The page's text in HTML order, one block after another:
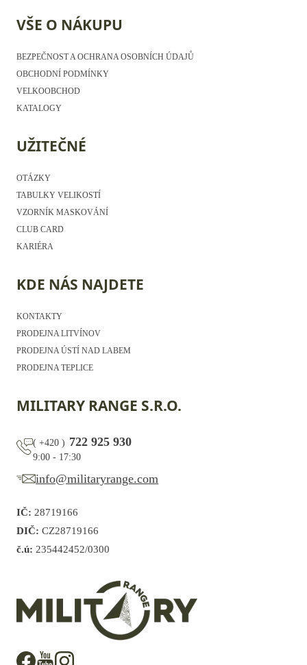
VŠE O NÁKUPU
BEZPEČNOST A OCHRANA OSOBNÍCH ÚDAJŮ
OBCHODNÍ PODMÍNKY
VELKOOBCHOD
KATALOGY
UŽITEČNÉ
OTÁZKY
TABULKY VELIKOSTÍ
VZORNÍK MASKOVÁNÍ
CLUB CARD
KARIÉRA
KDE NÁS NAJDETE
KONTAKTY
PRODEJNA LITVÍNOV
PRODEJNA ÚSTÍ NAD LABEM
PRODEJNA TEPLICE
MILITARY RANGE S.R.O.
( +420 ) 722 925 930
9:00 - 17:30
info@militaryrange.com
IČ: 28719166
DIČ: CZ28719166
č.ú: 235442452/0300